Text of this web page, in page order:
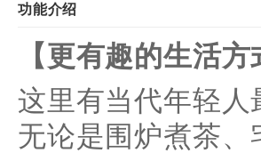
功能介绍
【更有趣的生活方
这里有当代年轻
无论是围炉煮茶